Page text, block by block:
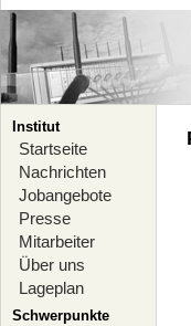
Institut
Startseite
Nachrichten
Jobangebote
Presse
Mitarbeiter
Über uns
Lageplan
Schwerpunkte